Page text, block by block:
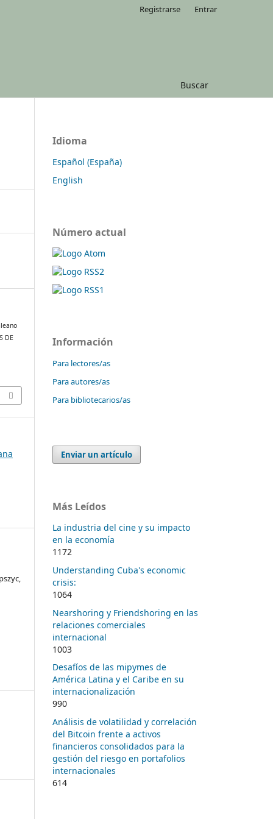
Buscar
Registrarse Entrar
DE
Idioma
Español (España)
English
Número actual
Información
Para lectores/as
Para autores/as
Para bibliotecarios/as
Enviar un artículo
Más Leídos
La industria del cine y su impacto
en la economía
1172
Understanding Cuba's economic
crisis:
1064
Nearshoring y Friendshoring en las
relaciones comerciales
internacional
1003
Desafíos de las mipymes de
América Latina y el Caribe en su
internacionalización
990
Análisis de volatilidad y correlación
del Bitcoin frente a activos
financieros consolidados para la
gestión del riesgo en portafolios
internacionales
614